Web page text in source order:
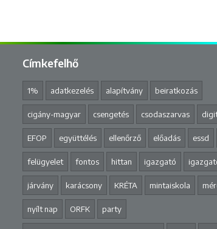
Címkefelhő
1% adatkezelés alapítvány beiratkozás
cigány-magyar csengetés csodaszarvas
EFOP együttélés ellenőrző előadás essd
felügyelet fontos hittan igazgató
járvány karácsony KRÉTA mintaiskola
nyílt nap ORFK party